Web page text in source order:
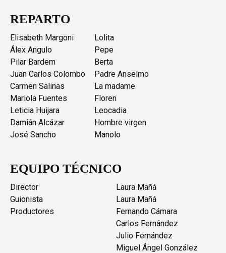
REPARTO
Elisabeth Margoni
Lolita
Álex Angulo
Pepe
Pilar Bardem
Berta
Juan Carlos Colombo
Padre Anselmo
Carmen Salinas
La madame
Mariola Fuentes
Floren
Leticia Huijara
Leocadia
Damián Alcázar
Hombre virgen
José Sancho
Manolo
EQUIPO TÉCNICO
Director
Laura Mañá
Guionista
Laura Mañá
Productores
Fernando Cámara
Carlos Fernández
Julio Fernández
Miguel Ángel González